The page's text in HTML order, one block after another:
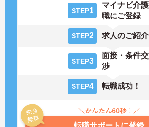
STEP1
マイナビ介護
職にご登録
STEP2 求人のご紹介
STEP3
面接・条件交
渉
STEP4 転職成功！
転職サポートに登録